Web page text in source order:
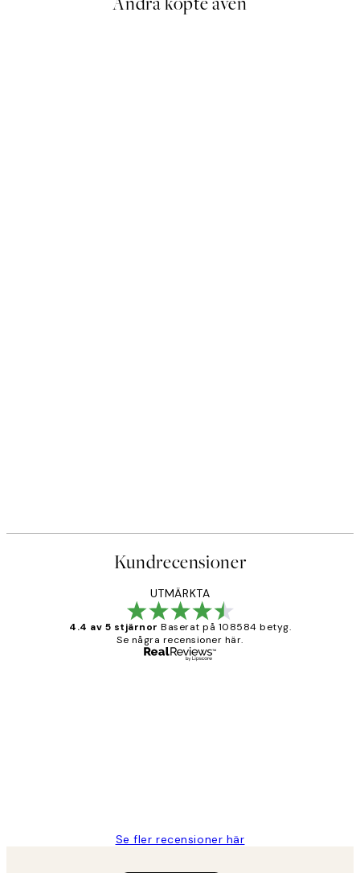
Kundrecensioner
UTMÄRKTA
4.4 av 5 stjärnor Baserat på 108584 betyg.
Se några recensioner här.
Se fler recensioner här